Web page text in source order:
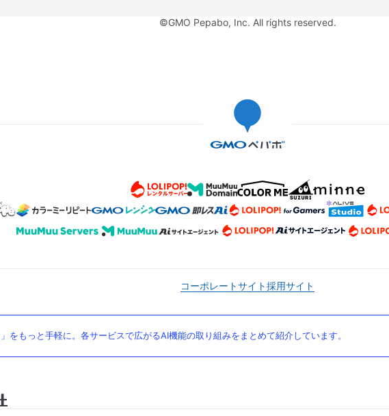
©GMO Pepabo, Inc. All rights reserved.
コーポレートサイト採用サイト
をもっと手軽に。各サービスで広がるAI機能の取り組みをまとめて紹介しています。